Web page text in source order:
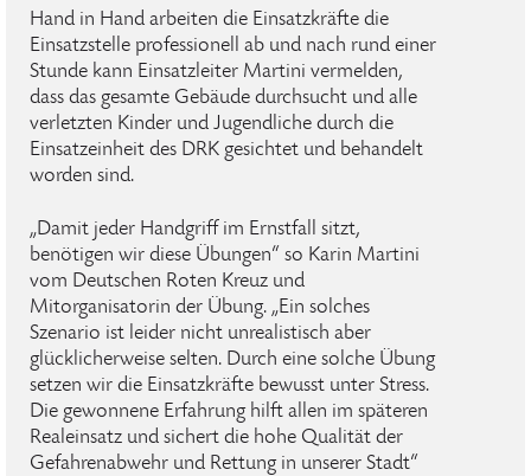
Hand in Hand arbeiten die Einsatzkräfte die
Einsatzstelle professionell ab und nach rund einer
Stunde kann Einsatzleiter Martini vermelden,
dass das gesamte Gebäude durchsucht und alle
verletzten Kinder und Jugendliche durch die
Einsatzeinheit des DRK gesichtet und behandelt
worden sind.
„Damit jeder Handgriff im Ernstfall sitzt,
benötigen wir diese Übungen“ so Karin Martini
vom Deutschen Roten Kreuz und
Mitorganisatorin der Übung. „Ein solches
Szenario ist leider nicht unrealistisch aber
glücklicherweise selten. Durch eine solche Übung
setzen wir die Einsatzkräfte bewusst unter Stress.
Die gewonnene Erfahrung hilft allen im späteren
Realeinsatz und sichert die hohe Qualität der
Gefahrenabwehr und Rettung in unserer Stadt“